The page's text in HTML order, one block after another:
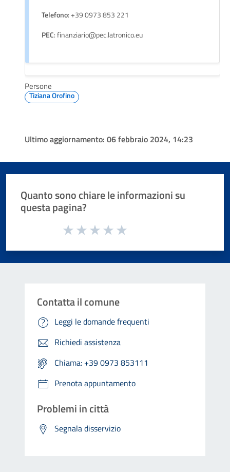
Telefono: +39 0973 853 221
PEC: finanziario@pec.latronico.eu
Persone
Tiziana Orofino
Ultimo aggiornamento: 06 febbraio 2024, 14:23
Quanto sono chiare le informazioni su
questa pagina?
Valuta da 1 a 5 stelle la pagina
Contatta il comune
Leggi le domande frequenti
Richiedi assistenza
Chiama: +39 0973 853111
Prenota appuntamento
Problemi in città
Segnala disservizio